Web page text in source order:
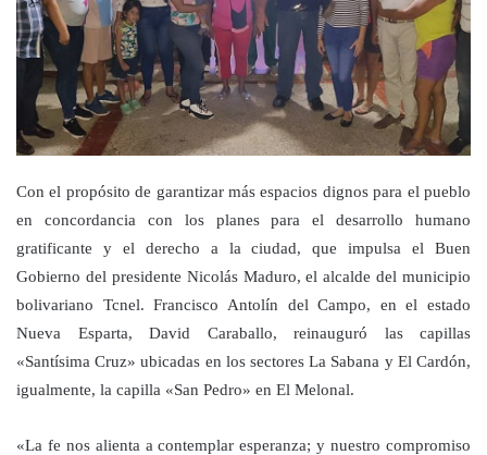
Con el propósito de garantizar más espacios dignos para el pueblo
en concordancia con los planes para el desarrollo humano
gratificante y el derecho a la ciudad, que impulsa el Buen
Gobierno del presidente Nicolás Maduro, el alcalde del municipio
bolivariano Tcnel. Francisco Antolín del Campo, en el estado
Nueva Esparta, David Caraballo, reinauguró las capillas
«Santísima Cruz» ubicadas en los sectores La Sabana y El Cardón,
igualmente, la capilla «San Pedro» en El Melonal.
«La fe nos alienta a contemplar esperanza; y nuestro compromiso